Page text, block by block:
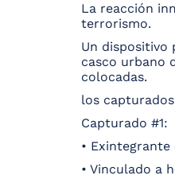
La reacción
terrorismo.
Un dispositivo
casco urbano
colocadas.
los
Capturado #1:
• Exintegrante
• Vinculado a